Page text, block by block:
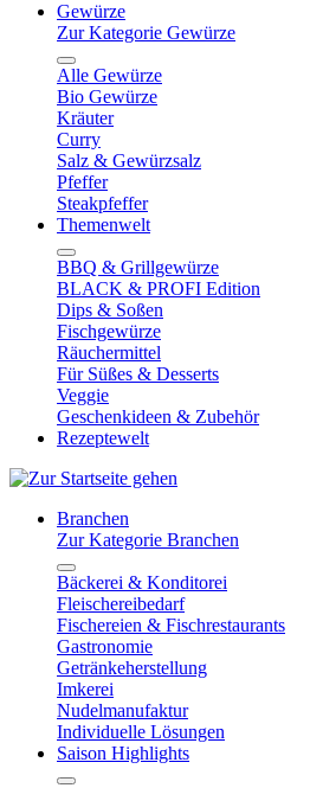
Gewürze
Zur Kategorie Gewürze
Alle Gewürze
Bio Gewürze
Kräuter
Curry
Salz & Gewürzsalz
Pfeffer
Steakpfeffer
Themenwelt
BBQ & Grillgewürze
BLACK & PROFI Edition
Dips & Soßen
Fischgewürze
Räuchermittel
Für Süßes & Desserts
Veggie
Geschenkideen & Zubehör
Rezeptewelt
Branchen
Zur Kategorie Branchen
Bäckerei & Konditorei
Fleischereibedarf
Fischereien & Fischrestaurants
Gastronomie
Getränkeherstellung
Imkerei
Nudelmanufaktur
Individuelle Lösungen
Saison Highlights